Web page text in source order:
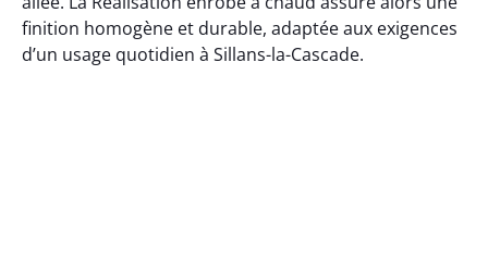
finition homogène et durable, adaptée aux exigences
d’un usage quotidien à Sillans-la-Cascade.